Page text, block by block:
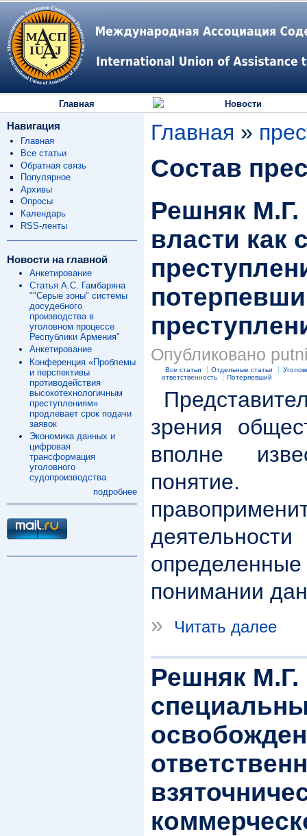
Главная Новости
Навигация
Главная
Все статьи
Обратная связь
Популярное
Архивы
Опросы
Календарь
RSS-ленты
Новости на главной
Анкетирование
Статья А.С. Гамбаряна
""Серые зоны" системы
досудебного
производства в
уголовном процессе
Республики Армения"
Анкетирование
Конференция «Проблемы
и перспективы
противодействия
высокотехнологичным
преступлениям»
продлевает срок подачи
заявок
Экономика данных и
цифровая
трансформация
уголовного
судопроизводства
подробнее
Главная »
Состав
Решняк М.Г.
власти как
Опубликовано
Все статьи Отдельные статьи
ответственность
Потерпевший
зрения
вполне
понимании
»
Читать далее
Решняк М.Г.